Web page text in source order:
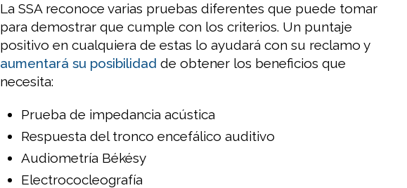
La SSA reconoce varias pruebas diferentes que puede tomar
para demostrar que cumple con los criterios. Un puntaje
positivo en cualquiera de estas lo ayudará con su reclamo y
aumentará su posibilidad de obtener los beneficios que
necesita:
Prueba de impedancia acústica
Respuesta del tronco encefálico auditivo
Audiometría Békésy
Electrococleografía